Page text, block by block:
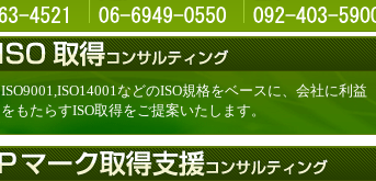
ISO9001,ISO14001などのISO規格をベースに、会社に利益
をもたらすISO取得をご提案いたします。